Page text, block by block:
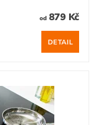
od879 Kč
DETAIL